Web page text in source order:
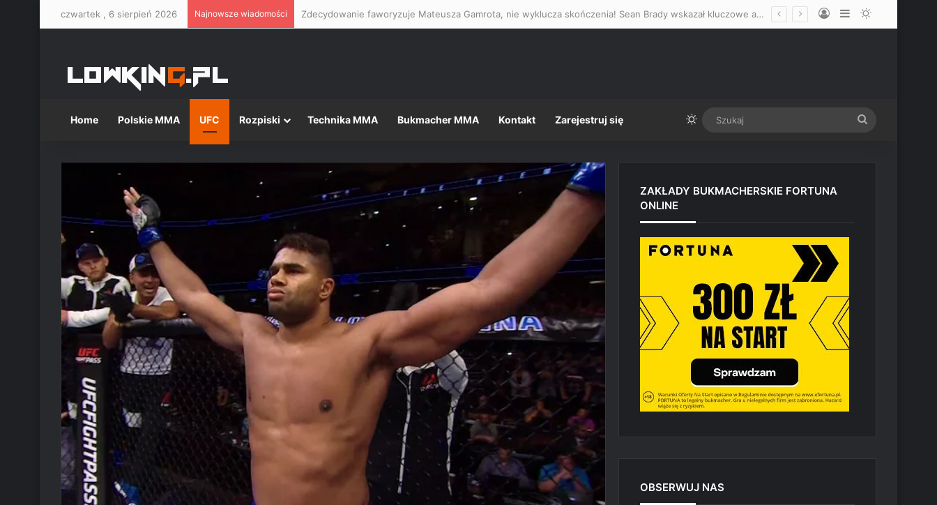
czwartek , 6 sierpień 2026 Najnowsze wiadomości Zdecydowanie faworyzuje Mateusza Gamrota, nie wyklucza skończenia! Sean Brady wskazał kluczowe atuty Polaka przed starciem z Quillanem Salkilldem Log InSidebarSwitch skin
Home Polskie MMA UFC Rozpiski Technika MMA Bukmacher MMA Kontakt Zarejestruj się Switch skin
ZAKŁADY BUKMACHERSKIE FORTUNA
ONLINE
OBSERWUJ NAS